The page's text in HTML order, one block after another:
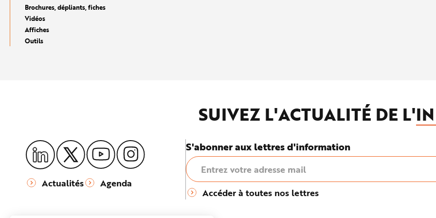
Brochures, dépliants, fiches
Vidéos
Affiches
Outils
SUIVEZ L'ACTUALITÉ DE L'
Actualités Agenda
S'abonner aux lettres d'information
Accéder à toutes nos lettres